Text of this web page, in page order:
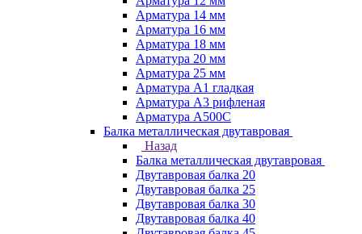
Арматура 14 мм
Арматура 16 мм
Арматура 18 мм
Арматура 20 мм
Арматура 25 мм
Арматура А1 гладкая
Арматура А3 рифленая
Арматура А500С
Балка металлическая двутавровая
Назад
Балка металлическая двутавровая
Двутавровая балка 20
Двутавровая балка 25
Двутавровая балка 30
Двутавровая балка 40